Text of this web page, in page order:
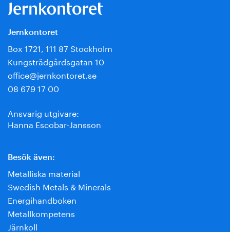
Jernkontoret
Box 1721, 111 87 Stockholm
Kungsträdgårdsgatan 10
office@jernkontoret.se
08 679 17 00
Ansvarig utgivare:
Hanna Escobar-Jansson
Besök även:
Metalliska material
Swedish Metals & Minerals
Energihandboken
Metallkompetens
Järnkoll